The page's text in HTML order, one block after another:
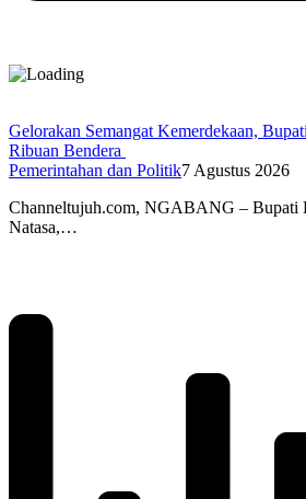
Gelorakan Semangat Kemerdekaan,
Ribuan Bendera
Pemerintahan dan Politik7 Agustus 2026
Channeltujuh.com, NGABANG – Bupati
Natasa,…